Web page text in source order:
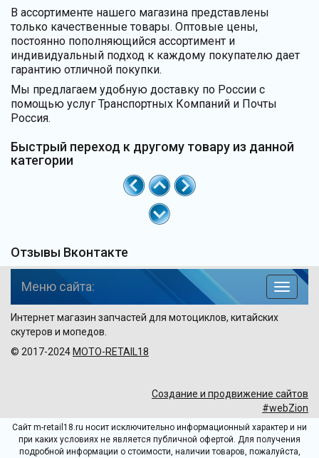
В ассортименте нашего магазина представлены
только качественные товары. Оптовые цены,
постоянно пополняющийся ассортимент и
индивидуальный подход к каждому покупателю дает
гарантию отличной покупки.
Мы предлагаем удобную доставку по России с
помощью услуг Транспортных Компаний и Почты
Россия.
Быстрый переход к другому товару из данной
категории
Отзывы Вконтакте
по
Меню сайта:
Интернет магазин запчастей для мотоциклов, китайских
скутеров и мопедов.
© 2017-2024 MOTO-RETAIL18
Создание и продвижение сайтов
#webZion
Сайт m-retail18.ru носит исключительно информационный характер и ни
при каких условиях не является публичной офертой. Для получения
подробной информации о стоимости, наличии товаров, пожалуйста,